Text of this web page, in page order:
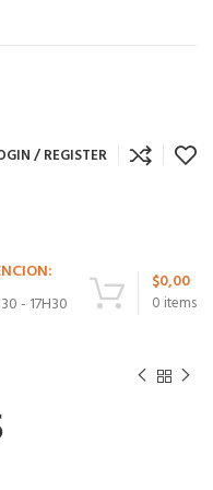
/ REGISTER
- 17H30
0 items
$0,00